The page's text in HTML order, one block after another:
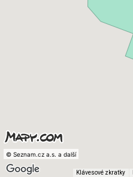
Klávesové zkratky
© Seznam.cz a.s. a další